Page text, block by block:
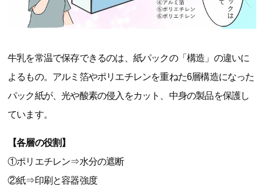
牛乳を常温で保存できるのは、紙パックの「構造」の違いに
よるもの。アルミ箔やポリエチレンを重ねた6層構造になった
パック紙が、光や酸素の侵入をカット、中身の製品を保護し
ています。
【各層の役割】
①ポリエチレン⇒水分の遮断
②紙⇒印刷と容器強度